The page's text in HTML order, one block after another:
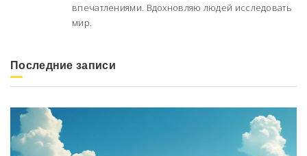
впечатлениями. Вдохновляю людей исследовать
мир.
Последние записи